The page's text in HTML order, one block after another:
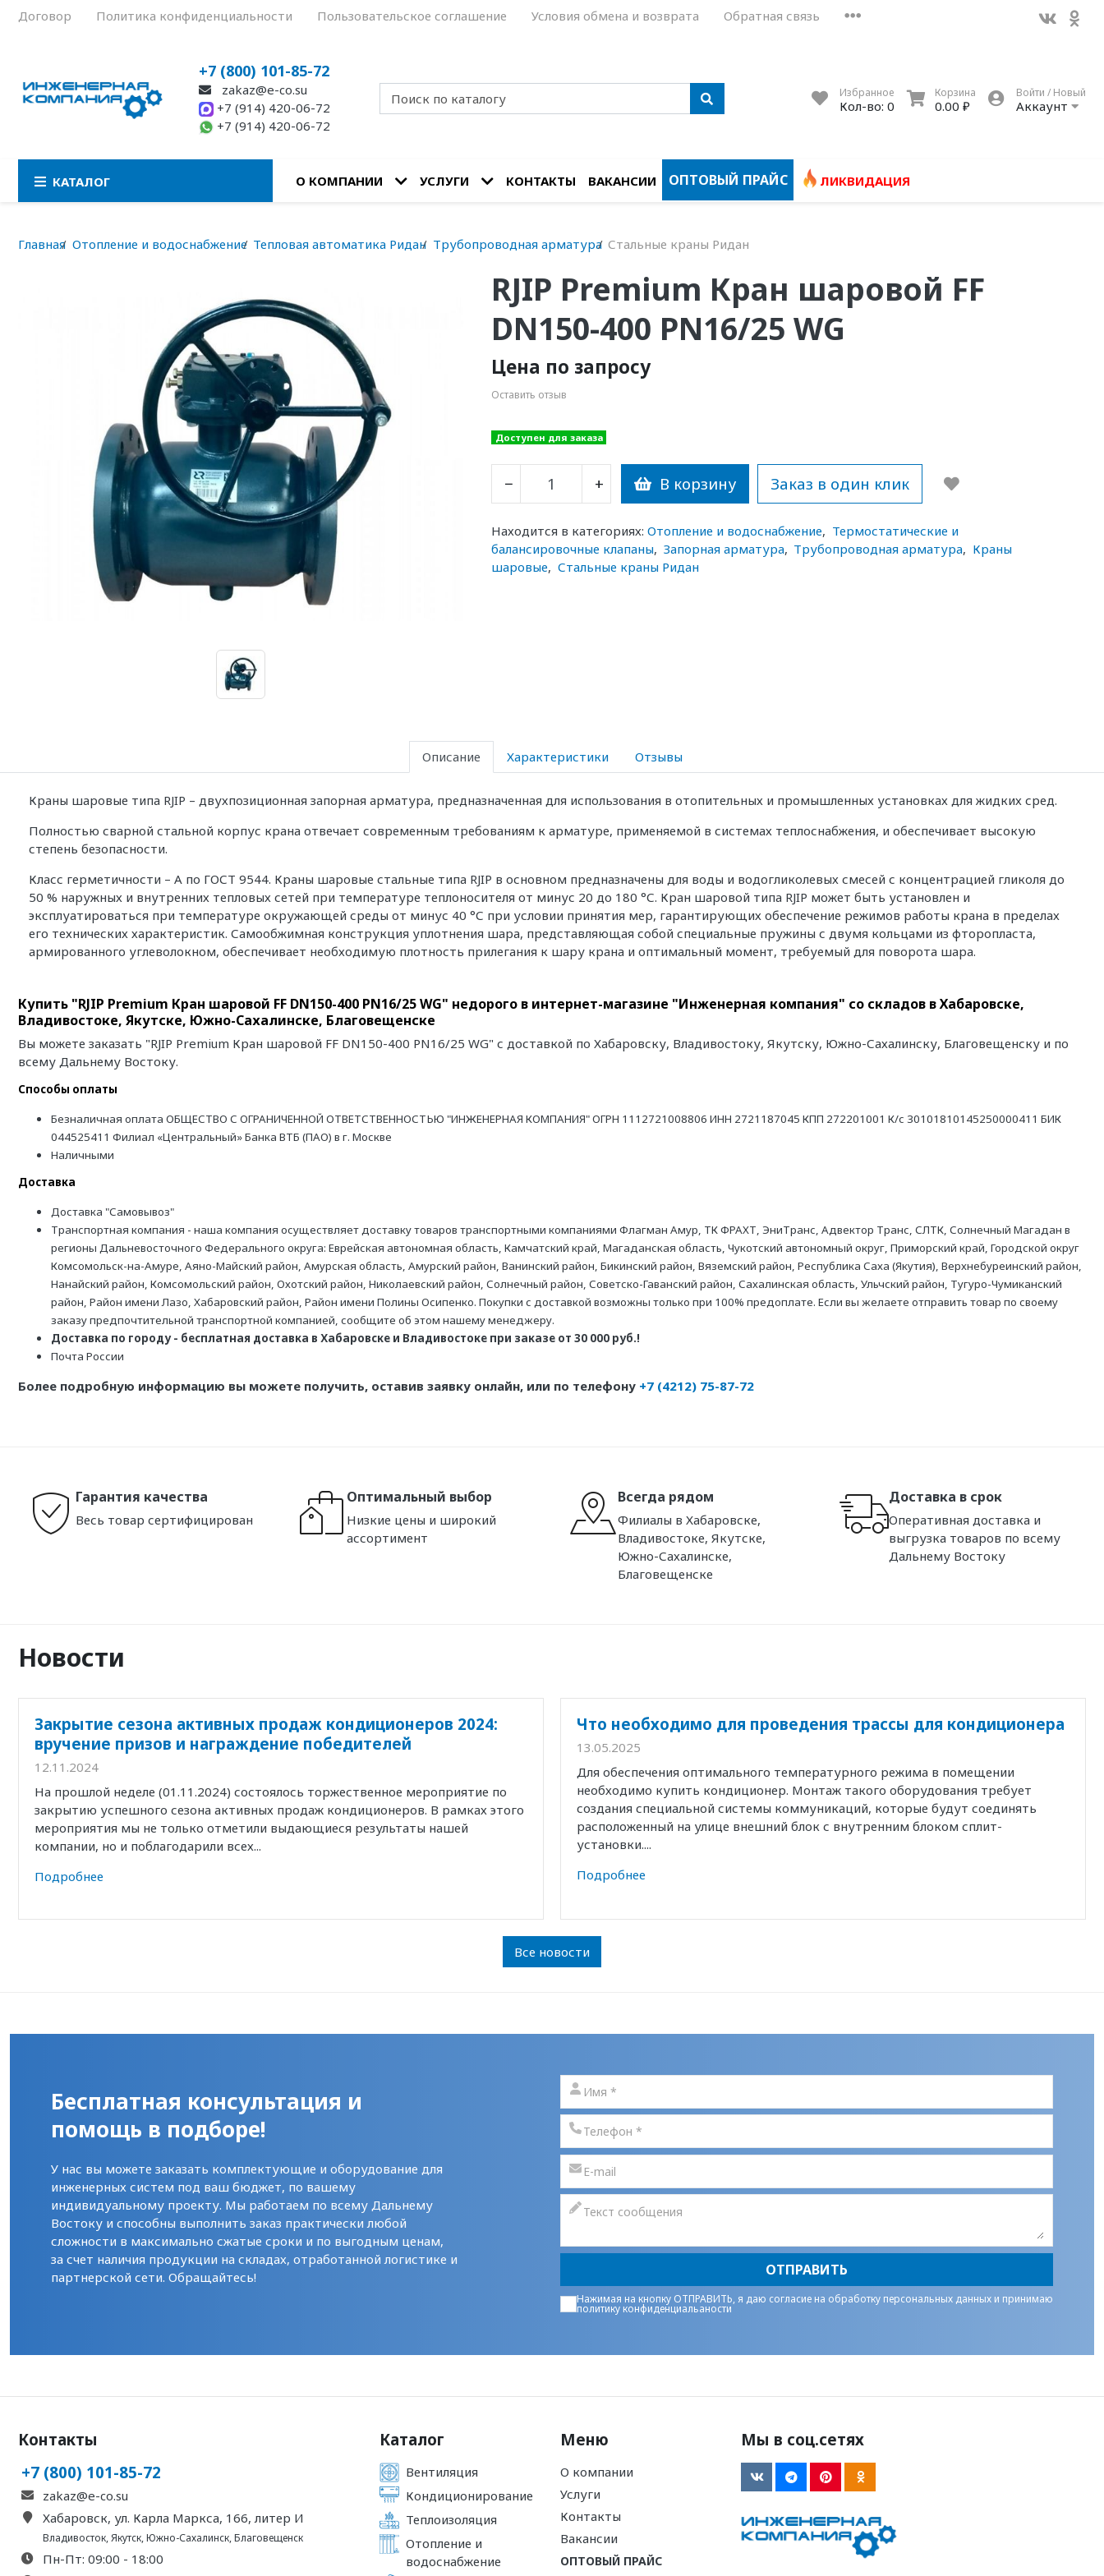
Договор Политика конфиденциальности Пользовательское соглашение Условия обмена и возврата Обратная связь
+7 (800) 101-85-72
zakaz@e-co.su
+7 (914) 420-06-72
+7 (914) 420-06-72
Избранное
Кол-во: 0
Корзина
0.00 ₽
Войти / Новый
Аккаунт
КАТАЛОГ О КОМПАНИИ УСЛУГИ КОНТАКТЫ ВАКАНСИИ ОПТОВЫЙ ПРАЙС ЛИКВИДАЦИЯ
Главная Отопление и водоснабжение Тепловая автоматика Ридан Трубопроводная арматура Стальные краны Ридан
RJIP Premium Кран шаровой FF
DN150-400 PN16/25 WG
Цена по запросу
Оставить отзыв
Доступен для заказа
− + В корзину Заказ в один клик
Находится в категориях: Отопление и водоснабжение, Термостатические и
балансировочные клапаны, Запорная арматура, Трубопроводная арматура, Краны
шаровые, Стальные краны Ридан
Описание Характеристики Отзывы
Краны шаровые типа RJIP – двухпозиционная запорная арматура, предназначенная для использования в отопительных и промышленных установках для жидких сред.
Полностью сварной стальной корпус крана отвечает современным требованиям к арматуре, применяемой в системах теплоснабжения, и обеспечивает высокую
степень безопасности.
Класс герметичности – А по ГОСТ 9544. Краны шаровые стальные типа RJIP в основном предназначены для воды и водогликолевых смесей с концентрацией гликоля до
50 % наружных и внутренних тепловых сетей при температуре теплоносителя от минус 20 до 180 °С. Кран шаровой типа RJIP может быть установлен и
эксплуатироваться при температуре окружающей среды от минус 40 °С при условии принятия мер, гарантирующих обеспечение режимов работы крана в пределах
его технических характеристик. Самообжимная конструкция уплотнения шара, представляющая собой специальные пружины с двумя кольцами из фторопласта,
армированного углеволокном, обеспечивает необходимую плотность прилегания к шару крана и оптимальный момент, требуемый для поворота шара.
Купить "RJIP Premium Кран шаровой FF DN150-400 PN16/25 WG" недорого в интернет-магазине "Инженерная компания" со складов в Хабаровске,
Владивостоке, Якутске, Южно-Сахалинске, Благовещенске
Вы можете заказать "RJIP Premium Кран шаровой FF DN150-400 PN16/25 WG" с доставкой по Хабаровску, Владивостоку, Якутску, Южно-Сахалинску, Благовещенску и по
всему Дальнему Востоку.
Способы оплаты
Безналичная оплата ОБЩЕСТВО С ОГРАНИЧЕННОЙ ОТВЕТСТВЕННОСТЬЮ "ИНЖЕНЕРНАЯ КОМПАНИЯ" ОГРН 1112721008806 ИНН 2721187045 КПП 272201001 К/с 30101810145250000411 БИК
044525411 Филиал «Центральный» Банка ВТБ (ПАО) в г. Москве
Наличными
Доставка
Доставка "Самовывоз"
Транспортная компания - наша компания осуществляет доставку товаров транспортными компаниями Флагман Амур, ТК ФРАХТ, ЭниТранс, Адвектор Транс, СЛТК, Солнечный Магадан в
регионы Дальневосточного Федерального округа: Еврейская автономная область, Камчатский край, Магаданская область, Чукотский автономный округ, Приморский край, Городской округ
Комсомольск-на-Амуре, Аяно-Майский район, Амурская область, Амурский район, Ванинский район, Бикинский район, Вяземский район, Республика Саха (Якутия), Верхнебуреинский район,
Нанайский район, Комсомольский район, Охотский район, Николаевский район, Солнечный район, Советско-Гаванский район, Сахалинская область, Ульчский район, Тугуро-Чумиканский
район, Район имени Лазо, Хабаровский район, Район имени Полины Осипенко. Покупки с доставкой возможны только при 100% предоплате. Если вы желаете отправить товар по своему
заказу предпочтительной транспортной компанией, сообщите об этом нашему менеджеру.
Доставка по городу - бесплатная доставка в Хабаровске и Владивостоке при заказе от 30 000 руб.!
Почта России
Более подробную информацию вы можете получить, оставив заявку онлайн, или по телефону +7 (4212) 75-87-72
Гарантия качества
Весь товар сертифицирован
Оптимальный выбор
Низкие цены и широкий
ассортимент
Всегда рядом
Филиалы в Хабаровске,
Владивостоке, Якутске,
Южно-Сахалинске,
Благовещенске
Доставка в срок
Оперативная доставка и
выгрузка товаров по всему
Дальнему Востоку
Новости
Закрытие сезона активных продаж кондиционеров 2024:
вручение призов и награждение победителей
12.11.2024
На прошлой неделе (01.11.2024) состоялось торжественное мероприятие по
закрытию успешного сезона активных продаж кондиционеров. В рамках этого
мероприятия мы не только отметили выдающиеся результаты нашей
компании, но и поблагодарили всех...
Подробнее
Что необходимо для проведения трассы для кондиционера
13.05.2025
Для обеспечения оптимального температурного режима в помещении
необходимо купить кондиционер. Монтаж такого оборудования требует
создания специальной системы коммуникаций, которые будут соединять
расположенный на улице внешний блок с внутренним блоком сплит-
установки....
Подробнее
Все новости
Бесплатная консультация и
помощь в подборе!
У нас вы можете заказать комплектующие и оборудование для
инженерных систем под ваш бюджет, по вашему
индивидуальному проекту. Мы работаем по всему Дальнему
Востоку и способны выполнить заказ практически любой
сложности в максимально сжатые сроки и по выгодным ценам,
за счет наличия продукции на складах, отработанной логистике и
партнерской сети. Обращайтесь!
ОТПРАВИТЬ
Нажимая на кнопку ОТПРАВИТЬ, я даю согласие на обработку персональных данных и принимаю
политику конфиденциальаности
Контакты
+7 (800) 101-85-72
zakaz@e-co.su
Хабаровск, ул. Карла Маркса, 166, литер И
Владивосток,Якутск,Южно-Сахалинск,Благовещенск
Пн-Пт: 09:00 - 18:00
Каталог
Вентиляция
Кондиционирование
Теплоизоляция
Отопление и
водоснабжение
Меню
О компании
Услуги
Контакты
Вакансии
ОПТОВЫЙ ПРАЙС
Мы в соц.сетях